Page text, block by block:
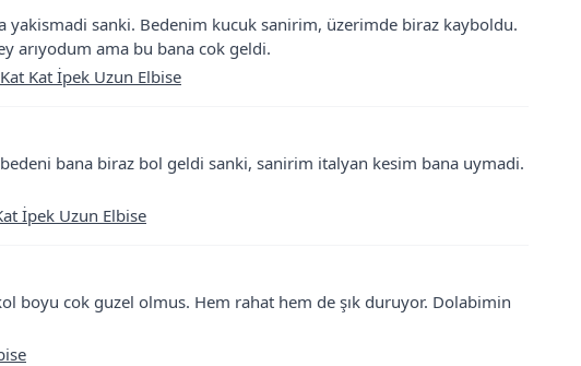
yakismadi sanki. Bedenim kucuk sanirim, üzerimde biraz kayboldu.
arıyodum ama bu bana cok geldi.
Kat İpek Uzun Elbise
bana biraz bol geldi sanki, sanirim italyan kesim bana uymadi.
İpek Uzun Elbise
boyu cok guzel olmus. Hem rahat hem de şık duruyor. Dolabimin